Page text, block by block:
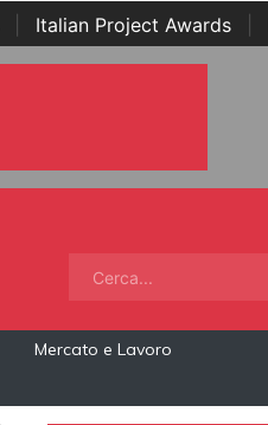
Italian Project Awards
Mercato e Lavoro